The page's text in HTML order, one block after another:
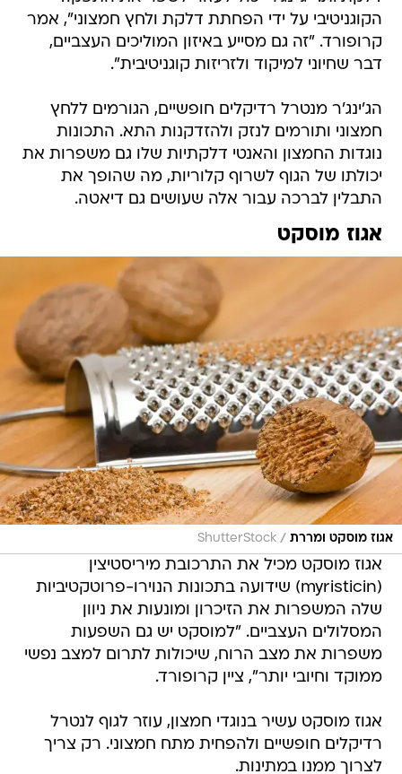
הקוגניטיבי על ידי הפחתת דלקת ולחץ חמצוני", אמר
קרופורד. "זה גם מסייע באיזון המוליכים העצביים,
דבר שחיוני למיקוד ולזריזות קוגניטיבית".
הג'ינג'ר מנטרל רדיקלים חופשיים, הגורמים ללחץ
חמצוני ותורמים לנזק ולהזדקנות התא. התכונות
נוגדות החמצון והאנטי דלקתיות שלו גם משפרות את
יכולתו של הגוף לשרוף קלוריות, מה שהופך את
התבלין לברכה עבור אלה שעושים גם דיאטה.
אגוז מוסקט
אגוז מוסקט ומררת /
ShutterStock
אגוז מוסקט מכיל את התרכובת מיריסטיצין
(myristicin) שידועה בתכונות הנוירו-פרוטקטיביות
שלה המשפרות את הזיכרון ומונעות את ניוון
המסלולים העצביים. "למוסקט יש גם השפעות
משפרות את מצב הרוח, שיכולות לתרום למצב נפשי
ממוקד וחיובי יותר", ציין קרופורד.
אגוז מוסקט עשיר בנוגדי חמצון, עוזר לגוף לנטרל
רדיקלים חופשיים ולהפחית מתח חמצוני. רק צריך
לצרוך ממנו במתינות.